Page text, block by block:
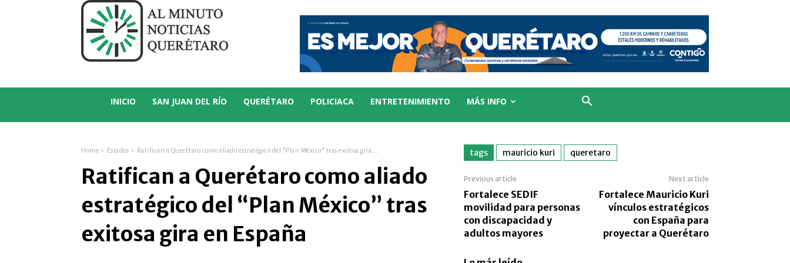
INICIO SAN JUAN DEL RÍO QUERÉTARO POLICIACA ENTRETENIMIENTO MÁS INFO
Home Estados Ratifican a Querétaro como aliado estratégico del "Plan México" tras exitosa gira...
Ratifican a Querétaro como aliado
estratégico del “Plan México” tras
exitosa gira en España
tags mauricio kuri queretaro
Previous article
Fortalece SEDIF
movilidad para personas
con discapacidad y
adultos mayores
Next article
Fortalece Mauricio Kuri
vínculos estratégicos
con España para
proyectar a Querétaro